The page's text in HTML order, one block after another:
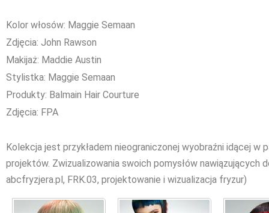
Kolor włosów: Maggie Semaan
Zdjęcia: John Rawson
Makijaż: Maddie Austin
Stylistka: Maggie Semaan
Produkty: Balmain Hair Courture
Zdjęcia: FPA
Kolekcja jest przykładem nieograniczonej wyobraźni idącej w
projektów. Zwizualizowania swoich pomysłów nawiązujących
abcfryzjera.pl, FRK.03, projektowanie i wizualizacja fryzur)